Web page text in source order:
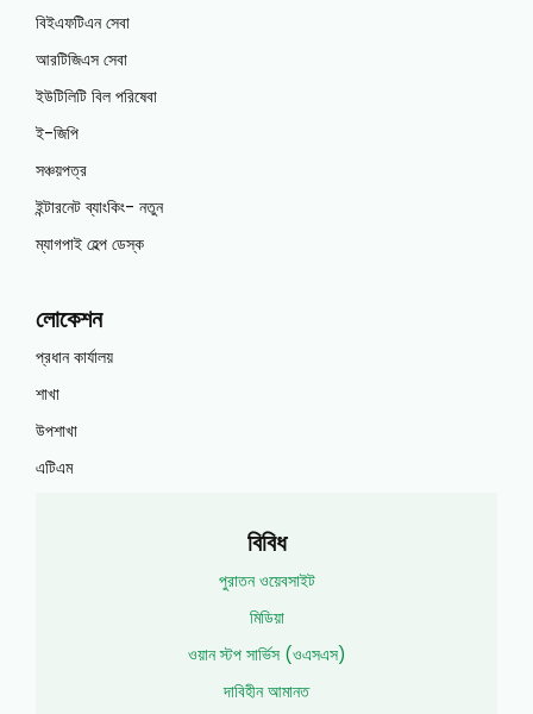
বিইএফটিএন সেবা
আরটিজিএস সেবা
ইউটিলিটি বিল পরিষেবা
ই-জিপি
সঞ্চয়পত্র
ইন্টারনেট ব্যাংকিং- নতুন
ম্যাগপাই হেল্প ডেস্ক
লোকেশন
প্রধান কার্যালয়
শাখা
উপশাখা
এটিএম
বিবিধ
পুরাতন ওয়েবসাইট
মিডিয়া
ওয়ান স্টপ সার্ভিস (ওএসএস)
দাবিহীন আমানত